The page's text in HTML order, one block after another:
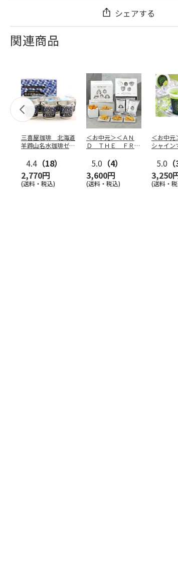
シェアする
関連商品
三喜屋珈琲 北海道
羊蹄山名水珈琲ゼリ
4.4 （18）
2,770円
(送料・税込)
＜お中元＞＜ＡＮ
Ｄ ＴＨＥ ＦＲＩ
ト５種
…
5.0 （4）
3,600円
(送料・税込)
＜お中元
シャイン
5.0
3,250
(送料・